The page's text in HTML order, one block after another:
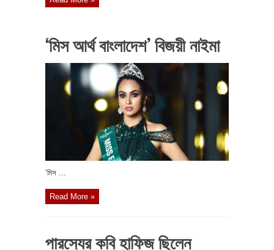
‘মিস আর্থ বাংলাদেশ’ বিজয়ী নাইমা
‘মিস ...
Read More »
পারস্যের কবি হাফিজ ছিলেন